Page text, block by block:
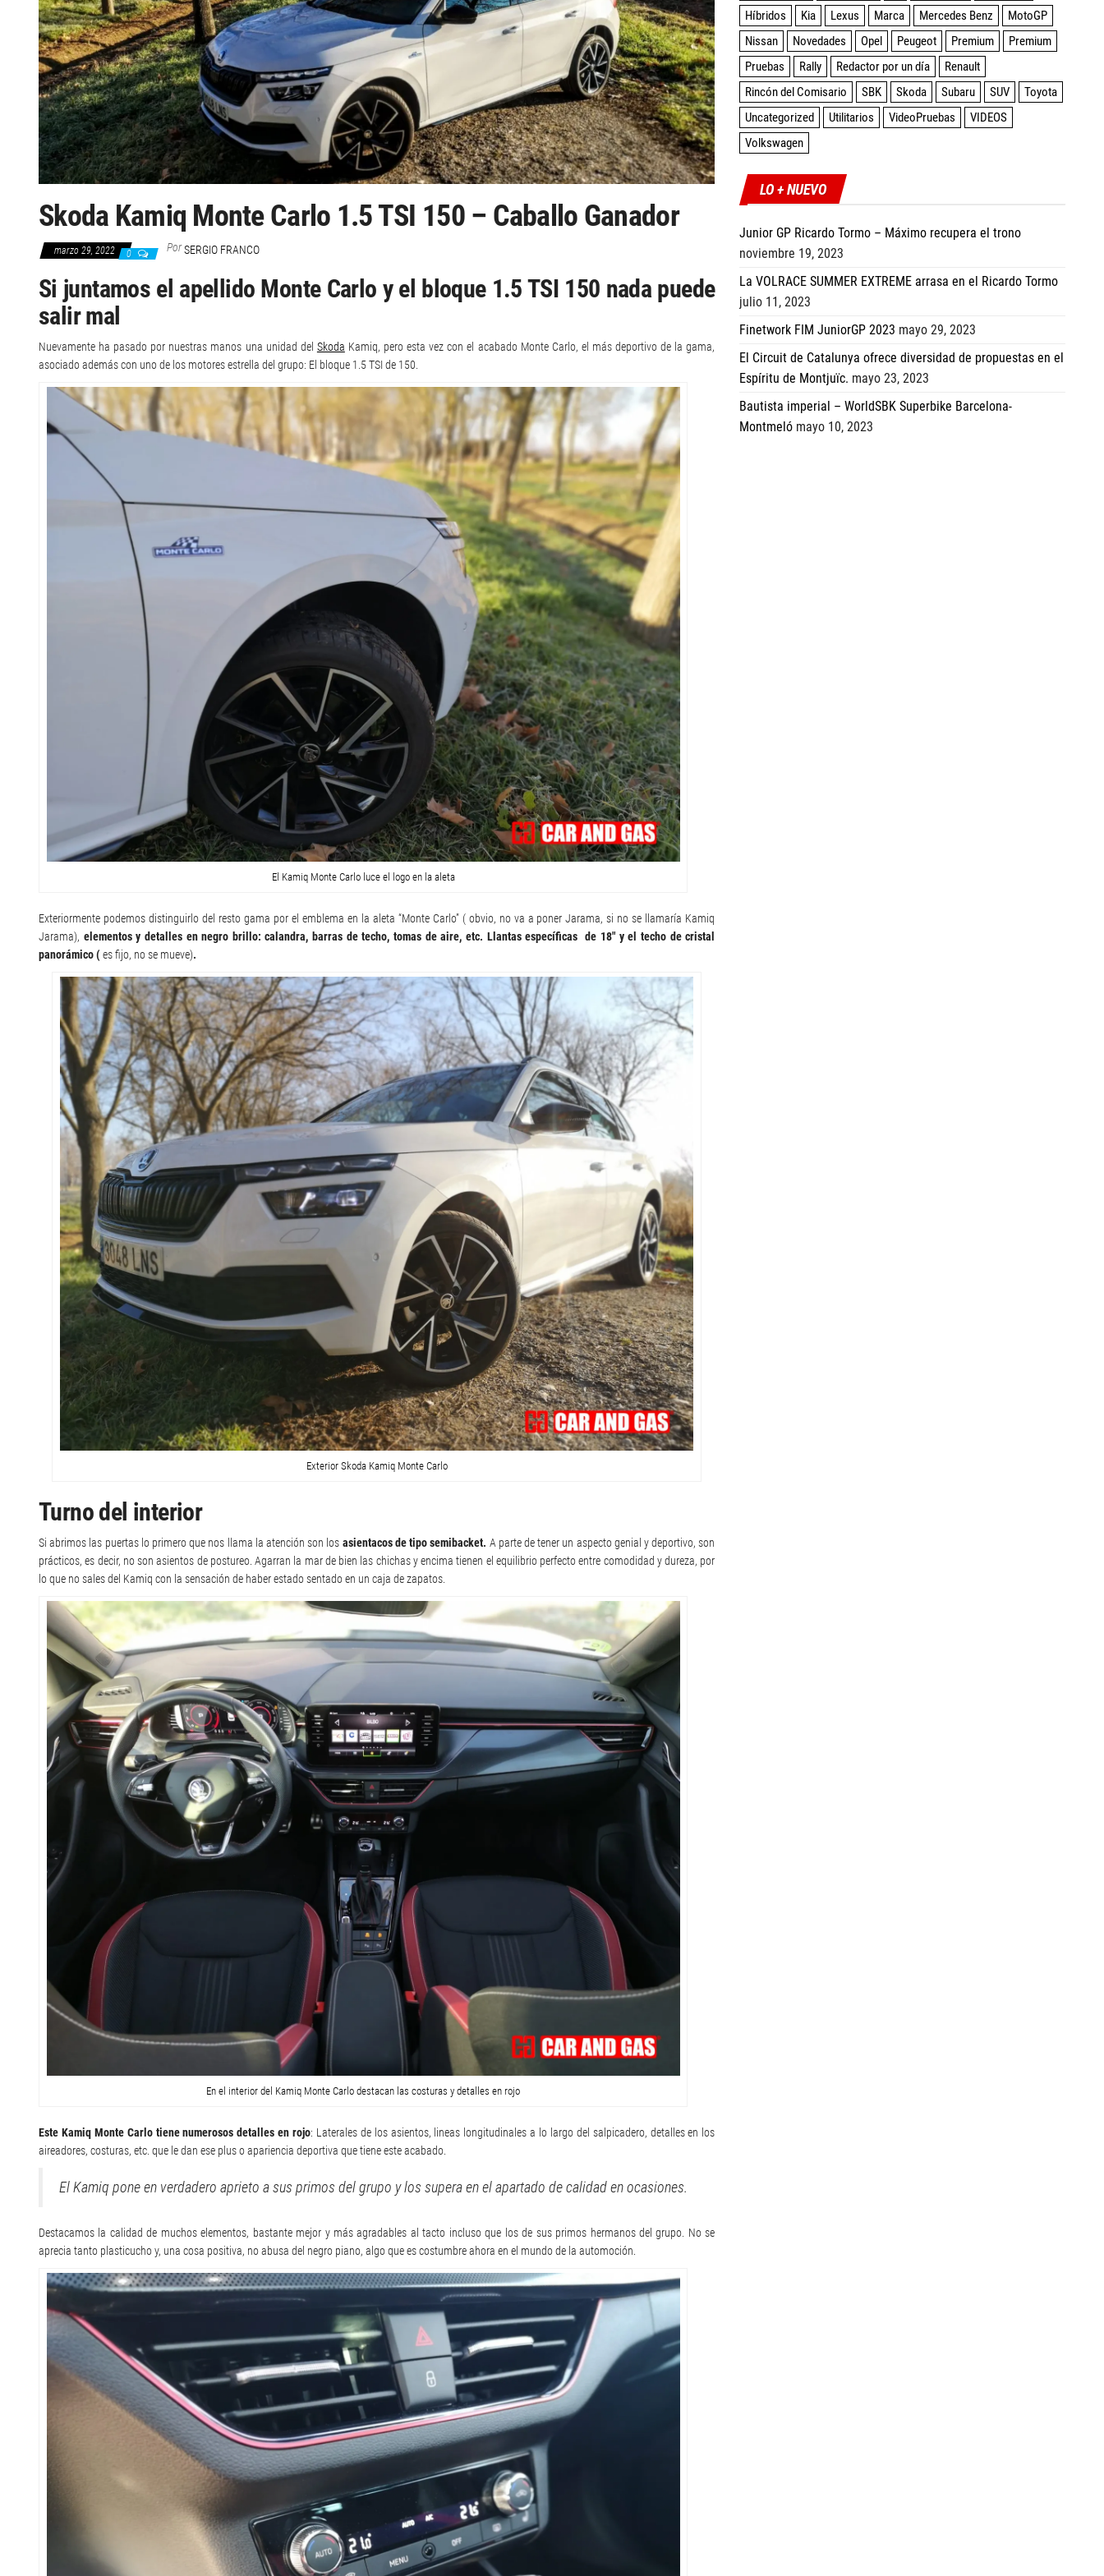
Skoda Kamiq Monte Carlo 1.5 TSI 150 – Caballo Ganador
marzo 29, 2022 0 PorSERGIO FRANCO
Si juntamos el apellido Monte Carlo y el bloque 1.5 TSI 150 nada puede
salir mal
Nuevamente ha pasado por nuestras manos una unidad del Skoda Kamiq, pero esta vez con el acabado Monte Carlo, el más deportivo de la gama,
asociado además con uno de los motores estrella del grupo: El bloque 1.5 TSI de 150.
El Kamiq Monte Carlo luce el logo en la aleta
Exteriormente podemos distinguirlo del resto gama por el emblema en la aleta “Monte Carlo” ( obvio, no va a poner Jarama, si no se llamaría Kamiq
Jarama), elementos y detalles en negro brillo: calandra, barras de techo, tomas de aire, etc. Llantas específicas de 18″ y el techo de cristal
panorámico ( es fijo, no se mueve).
Exterior Skoda Kamiq Monte Carlo
Turno del interior
Si abrimos las puertas lo primero que nos llama la atención son los asientacos de tipo semibacket. A parte de tener un aspecto genial y deportivo, son
prácticos, es decir, no son asientos de postureo. Agarran la mar de bien las chichas y encima tienen el equilibrio perfecto entre comodidad y dureza, por
lo que no sales del Kamiq con la sensación de haber estado sentado en un caja de zapatos.
En el interior del Kamiq Monte Carlo destacan las costuras y detalles en rojo
Este Kamiq Monte Carlo tiene numerosos detalles en rojo: Laterales de los asientos, lineas longitudinales a lo largo del salpicadero, detalles en los
aireadores, costuras, etc. que le dan ese plus o apariencia deportiva que tiene este acabado.
El Kamiq pone en verdadero aprieto a sus primos del grupo y los supera en el apartado de calidad en ocasiones.
Destacamos la calidad de muchos elementos, bastante mejor y más agradables al tacto incluso que los de sus primos hermanos del grupo. No se
aprecia tanto plasticucho y, una cosa positiva, no abusa del negro piano, algo que es costumbre ahora en el mundo de la automoción.
Híbridos
Kia Lexus Marca Mercedes Benz
MotoGP
Nissan
Novedades Opel Peugeot Premium
Premium
Pruebas
Rally Redactor por un día
Renault
Rincón del Comisario
SBK Skoda Subaru SUV
Toyota
Uncategorized
Utilitarios VideoPruebas
VIDEOS
Volkswagen
LO + NUEVO
Junior GP Ricardo Tormo – Máximo recupera el trono
noviembre 19, 2023
La VOLRACE SUMMER EXTREME arrasa en el Ricardo Tormo
julio 11, 2023
Finetwork FIM JuniorGP 2023 mayo 29, 2023
El Circuit de Catalunya ofrece diversidad de propuestas en el
Espíritu de Montjuïc. mayo 23, 2023
Bautista imperial – WorldSBK Superbike Barcelona-
Montmeló mayo 10, 2023